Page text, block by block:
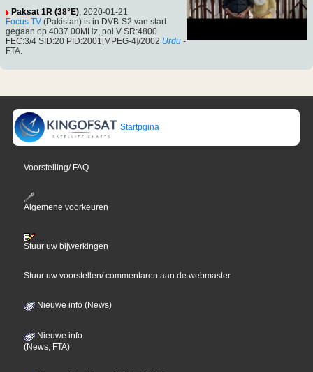
Paksat 1R (38°E), 2020-01-21
Focus TV (Pakistan) is in DVB-S2 van start
gegaan op 4037.00MHz, pol.V SR:4800
FEC:3/4 SID:20 PID:2001[MPEG-4]/2002 Urdu -
FTA.
Startpgina
Voorstelling/ FAQ
Algemene voorkeuren
Stuur uw bijwerkingen
Stuur uw voorstellen/ commentaren aan de webmaster
Nieuwe info (News)
Nieuwe info
(News, FTA)